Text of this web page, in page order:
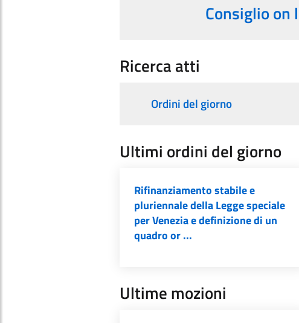
Consiglio on
Ricerca atti
Ordini del giorno
Ultimi ordini del giorno
Rifinanziamento stabile e
pluriennale della Legge speciale
per Venezia e definizione di un
quadro or ...
Ultime mozioni